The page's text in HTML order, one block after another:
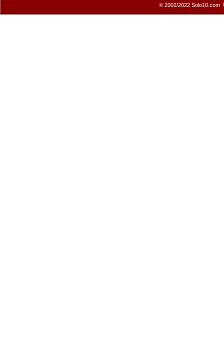
© 2002/2022 Solo10.com